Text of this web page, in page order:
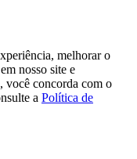
melhorar o
nosso site e
você concorda com o
a Política de